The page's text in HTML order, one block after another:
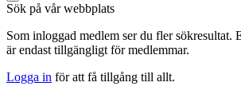
Sök på vår webbplats
Som inloggad medlem ser du fler sökresultat.
är endast tillgängligt för medlemmar.
Logga in för att få tillgång till allt.